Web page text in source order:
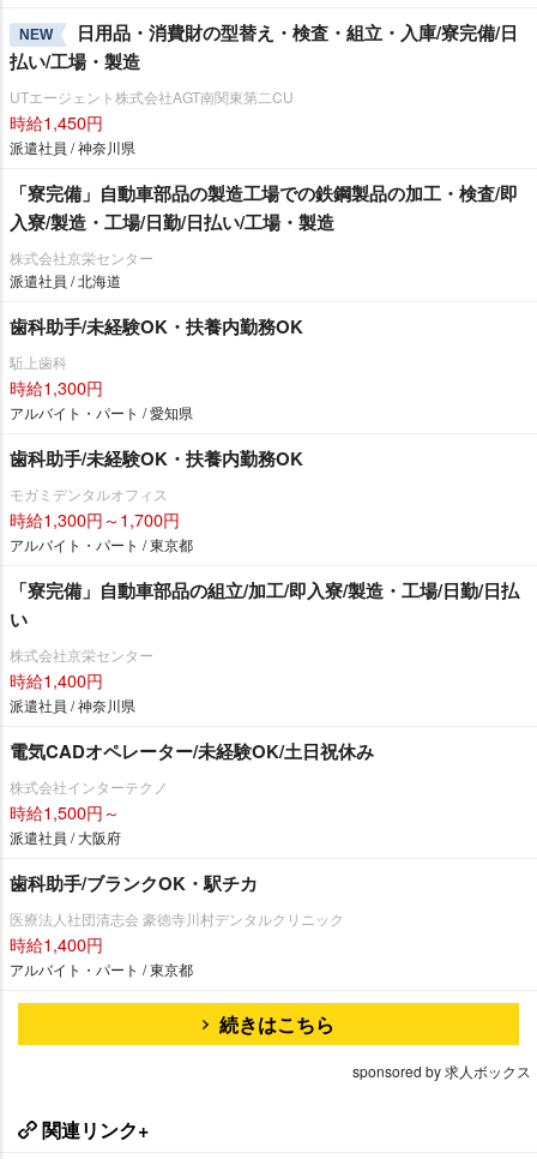
NEW
日用品・消費財の型替え・検査・組立・入庫/寮完備/日
払い/工場・製造
UTエージェント株式会社AGT南関東第二CU
時給1,450円
派遣社員 / 神奈川県
「寮完備」自動車部品の製造工場での鉄鋼製品の加工・検査/即
入寮/製造・工場/日勤/日払い/工場・製造
株式会社京栄センター
派遣社員 / 北海道
歯科助手/未経験OK・扶養内勤務OK
駈上歯科
時給1,300円
アルバイト・パート / 愛知県
歯科助手/未経験OK・扶養内勤務OK
モガミデンタルオフィス
時給1,300円～1,700円
アルバイト・パート / 東京都
「寮完備」自動車部品の組立/加工/即入寮/製造・工場/日勤/日払
い
株式会社京栄センター
時給1,400円
派遣社員 / 神奈川県
電気CADオペレーター/未経験OK/土日祝休み
株式会社インターテクノ
時給1,500円～
派遣社員 / 大阪府
歯科助手/ブランクOK・駅チカ
医療法人社団清志会 豪徳寺川村デンタルクリニック
時給1,400円
アルバイト・パート / 東京都
続きはこちら
sponsored by 求人ボックス
関連リンク+